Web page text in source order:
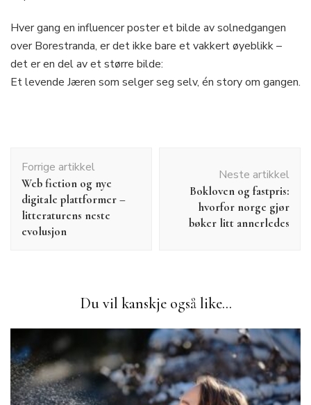
Hver gang en influencer poster et bilde av solnedgangen
over Borestranda, er det ikke bare et vakkert øyeblikk –
det er en del av et større bilde:
Et levende Jæren som selger seg selv, én story om gangen.
Forrige artikkel
Web fiction og nye
digitale plattformer –
litteraturens neste
evolusjon
Neste artikkel
Bokloven og fastpris:
hvorfor norge gjør
bøker litt annerledes
Du vil kanskje også like...